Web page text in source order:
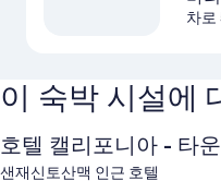
차로
이 숙박 시설에
호텔 캘리포니아 - 타
샌재신토산맥 인근 호텔